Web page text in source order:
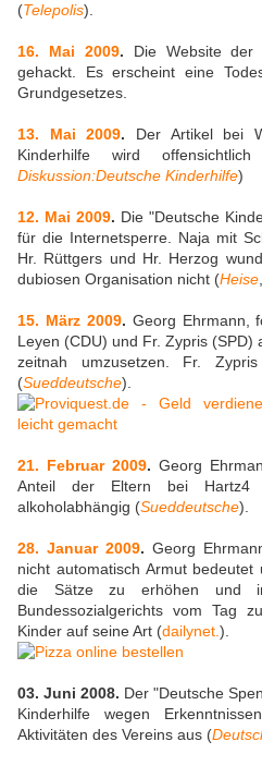
(Telepolis).
16. Mai 2009. Die Website der
gehackt. Es erscheint eine
Grundgesetzes.
13. Mai 2009. Der Artikel bei
Kinderhilfe wird
Diskussion:Deutsche Kinderhilfe)
12. Mai 2009. Die "Deutsche
für die Internetsperre. Naja mit
Hr. Rüttgers und Hr. Herzog
dubiosen Organisation nicht (Heise
15. März 2009. Georg Ehrmann,
Leyen (CDU) und Fr. Zypris
zeitnah umzusetzen. Fr.
(Sueddeutsche).
21. Februar 2009. Georg
Anteil der Eltern bei Hartz4
alkoholabhängig (Sueddeutsche).
28. Januar 2009. Georg
nicht automatisch Armut
die Sätze zu erhöhen und
Bundessozialgerichts vom Tag
Kinder auf seine Art (dailynet. ).
03. Juni 2008. Der "Deutsche
Kinderhilfe wegen
Aktivitäten des Vereins aus (